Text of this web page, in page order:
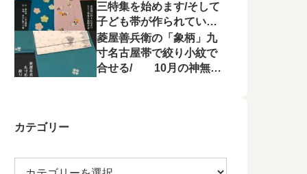
三特集を始めます/そして
子ども帯が作られてい状
況に不満を漏らす
菱屋善兵衛の「象柄」九
寸名古屋帯で絞り小紋で
合せる/ 10月の神無月
カテゴリー